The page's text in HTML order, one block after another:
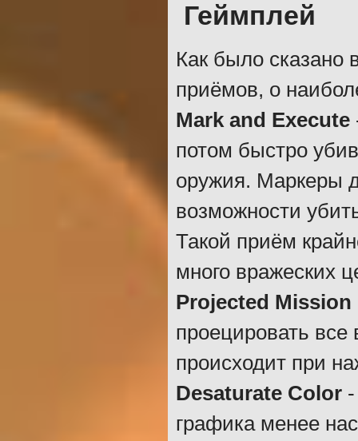
Геймплей
Как было сказано
приёмов, о
Mark and Execute
потом быстро
оружия. Маркеры
возможности
Такой приём
много вражеских
Projected Mission
проецировать
происходит при
Desaturate Color
графика менее